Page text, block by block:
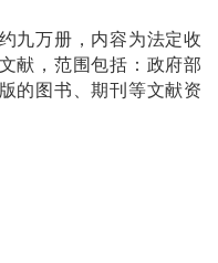
九万册，内容为法定收
献，范围包括：政府部
的图书、期刊等文献资